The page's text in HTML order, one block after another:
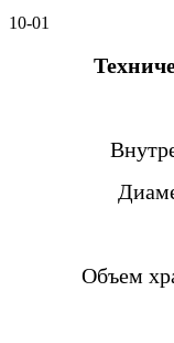
10-01
Объем